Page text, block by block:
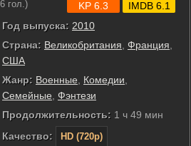
гол.)
Год выпуска: 2010
Страна: Великобритания Франция
США
Жанр: Военные Комедии
Семейные Фэнтези
Продолжительность: 1 ч 49 мин
Качество:
HD (720p)
KP 6.3 IMDB 6.1